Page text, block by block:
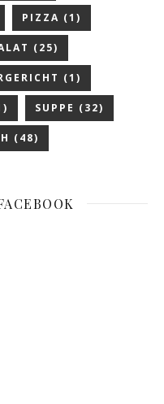
PIZZA (1)
(25)
(1)
SUPPE (32)
(48)